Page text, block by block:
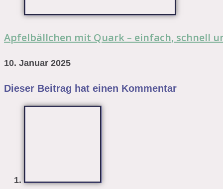
Apfelbällchen mit Quark – einfach, schnell
10. Januar 2025
Dieser Beitrag hat einen Kommentar